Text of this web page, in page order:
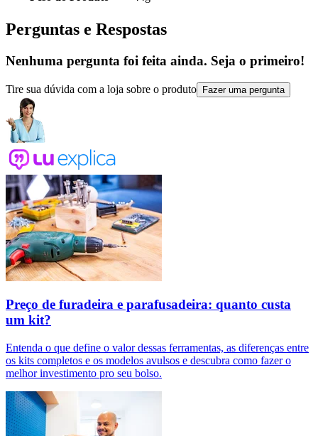
Perguntas e Respostas
Nenhuma pergunta foi feita ainda. Seja o primeiro!
Tire sua dúvida com a loja sobre o produto Fazer uma pergunta
Preço de furadeira e parafusadeira: quanto custa
um kit?
Entenda o que define o valor dessas ferramentas, as diferenças entre
os kits completos e os modelos avulsos e descubra como fazer o
melhor investimento pro seu bolso.